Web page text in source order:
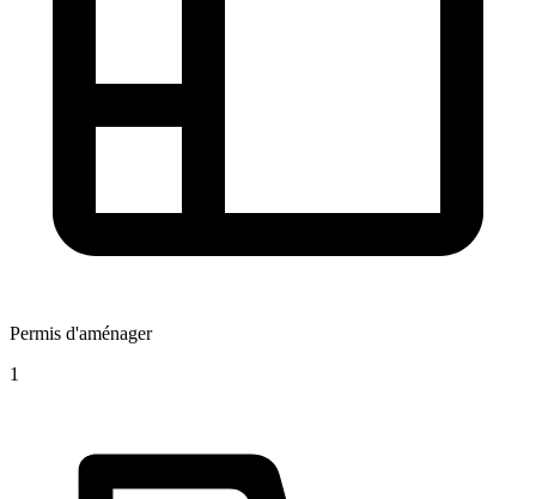
Permis d'aménager
1